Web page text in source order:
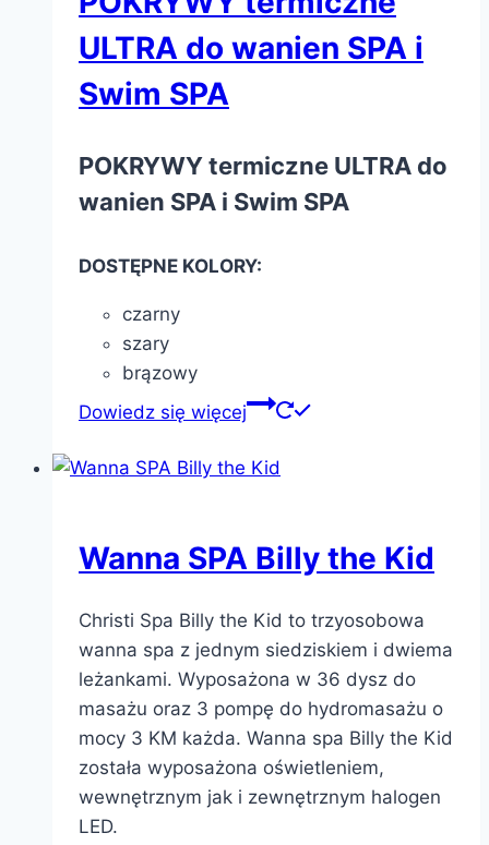
ULTRA do wanien SPA i
Swim SPA
POKRYWY termiczne ULTRA do
wanien SPA i Swim SPA
DOSTĘPNE KOLORY:
czarny
szary
brązowy
Dowiedz się więcej
Wanna SPA Billy the Kid
Christi Spa Billy the Kid to trzyosobowa
wanna spa z jednym siedziskiem i dwiema
leżankami. Wyposażona w 36 dysz do
masażu oraz 3 pompę do hydromasażu o
mocy 3 KM każda. Wanna spa Billy the Kid
została wyposażona oświetleniem,
wewnętrznym jak i zewnętrznym halogen
LED.